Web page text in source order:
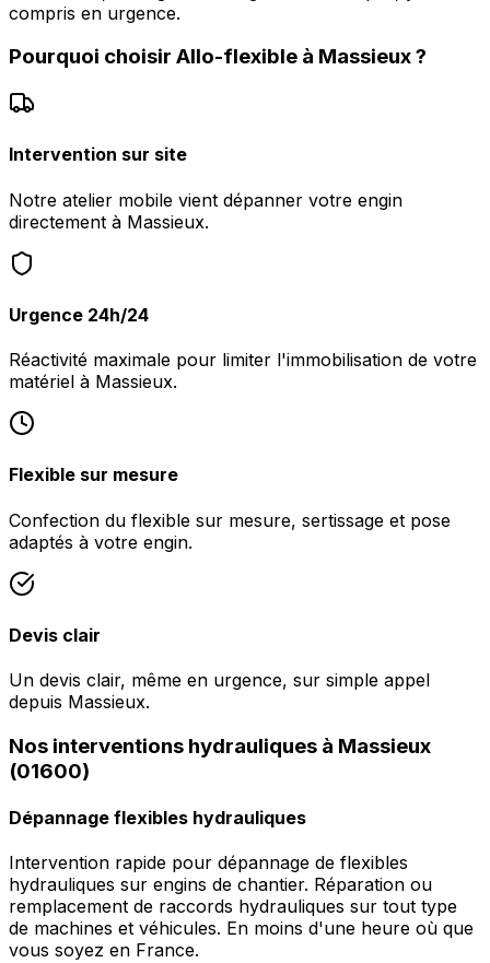
compris en urgence.
Pourquoi choisir Allo-flexible à Massieux?
Intervention sur site
Notre atelier mobile vient dépanner votre engin
directement à Massieux.
Urgence 24h/24
Réactivité maximale pour limiter l'immobilisation de votre
matériel à Massieux.
Flexible sur mesure
Confection du flexible sur mesure, sertissage et pose
adaptés à votre engin.
Devis clair
Un devis clair, même en urgence, sur simple appel
depuis Massieux.
Nos interventions hydrauliques à Massieux
(01600)
Dépannage flexibles hydrauliques
Intervention rapide pour dépannage de flexibles
hydrauliques sur engins de chantier. Réparation ou
remplacement de raccords hydrauliques sur tout type
de machines et véhicules. En moins d'une heure où que
vous soyez en France.